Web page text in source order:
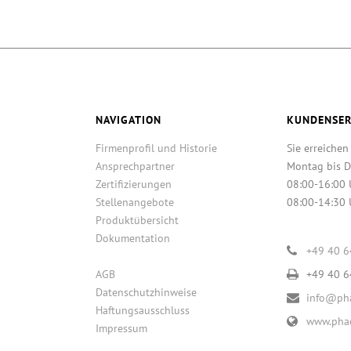
NAVIGATION
Firmenprofil und Historie
Ansprechpartner
Zertifizierungen
Stellenangebote
Produktübersicht
Dokumentation
AGB
Datenschutzhinweise
Haftungsausschluss
Impressum
Sie
Montag bis
08:00-16:00
08:00-14:30
+49 40
+49 40